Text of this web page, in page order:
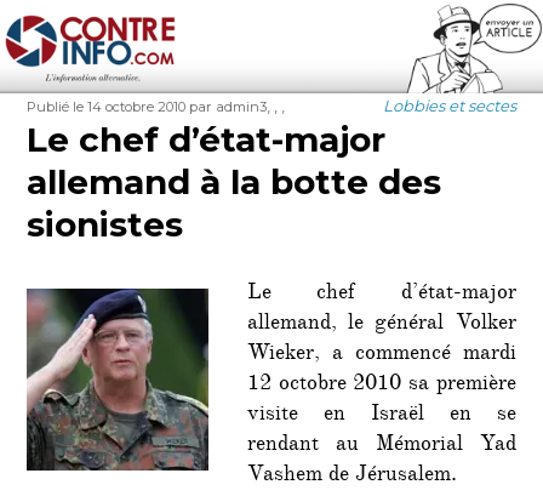
Contre-Info
Publié
le
Publié le 14 octobre 2010 Auteur
par admin3 Catégories
Lobbies et sectes
Étiquettes
Le chef d’état-major
allemand à la botte des
sionistes
Le chef d’état-major
allemand, le général Volker
Wieker, a commencé mardi
12 octobre 2010 sa première
visite en Israël en se
rendant au Mémorial Yad
Vashem de Jérusalem.